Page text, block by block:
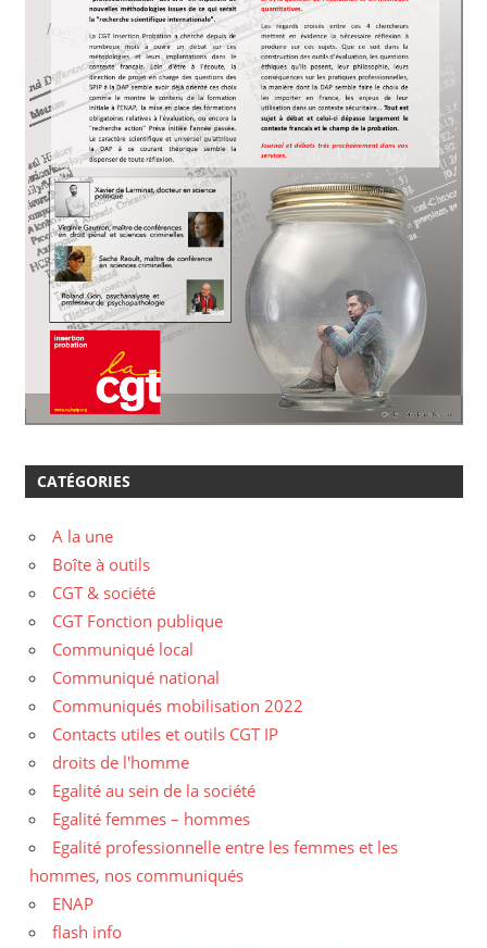
CATÉGORIES
A la une
Boîte à outils
CGT & société
CGT Fonction publique
Communiqué local
Communiqué national
Communiqués mobilisation 2022
Contacts utiles et outils CGT IP
droits de l'homme
Egalité au sein de la société
Egalité femmes – hommes
Egalité professionnelle entre les femmes et les
hommes, nos communiqués
ENAP
flash info